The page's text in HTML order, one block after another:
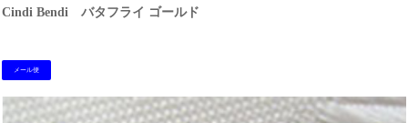
Cindi Bendi バタフライ ゴールド
メール便